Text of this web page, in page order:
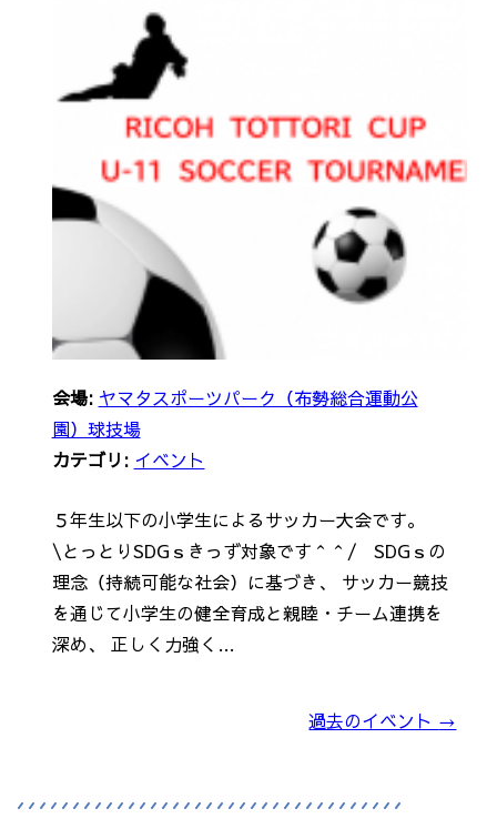
会場: ヤマタスポーツパーク（布勢総合運動公
園）球技場
カテゴリ: イベント
５年生以下の小学生によるサッカー大会です。
\とっとりSDGｓきっず対象です＾＾/ SDGｓの
理念（持続可能な社会）に基づき、 サッカー競技
を通じて小学生の健全育成と親睦・チーム連携を
深め、 正しく力強く…
過去のイベント →